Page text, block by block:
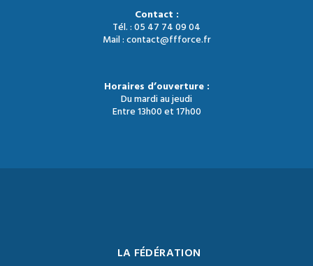
Contact :
Tél. : 05 47 74 09 04
Mail : contact@ffforce.fr
Horaires d’ouverture :
Du mardi au jeudi
Entre 13h00 et 17h00
LA FÉDÉRATION